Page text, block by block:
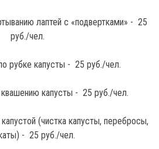
лаптей с «подвертками» - 25
руб./чел.
рубке капусты - 25 руб./чел.
капусты - 25 руб./чел.
(чистка капусты, перебросы,
- 25 руб./чел.